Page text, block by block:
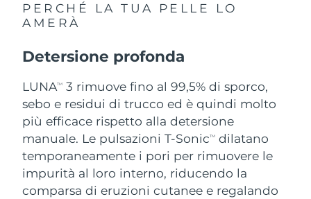
PERCHÉ LA TUA PELLE LO
AMERÀ
Detersione profonda
LUNATM
3 rimuove fino al 99,5% di sporco,
sebo e residui di trucco ed è quindi molto
più efficace rispetto alla detersione
manuale. Le pulsazioni T-SonicTM
dilatano
temporaneamente i pori per rimuovere le
impurità al loro interno, riducendo la
comparsa di eruzioni cutanee e regalando
Spagna
Svezia Consegna stimata
Svizzera Consegna stimata8/9/26
Taiwan Consegna stimata
Thailandia Consegna stimata8/13/26
Turchia Consegna stimata 8/10/26